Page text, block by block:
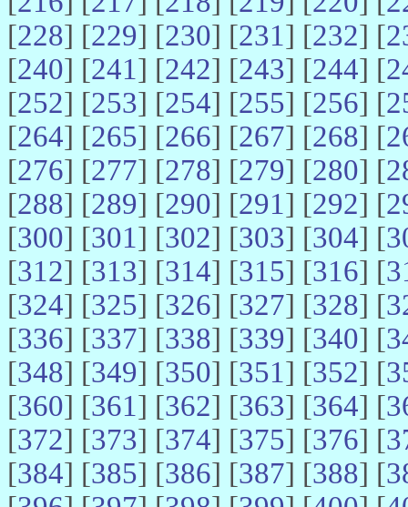
[228] [229] [230] [231] [232] [
[240] [241] [242] [243] [244] [
[252] [253] [254] [255] [256] [
[264] [265] [266] [267] [268] [
[276] [277] [278] [279] [280] [
[288] [289] [290] [291] [292] [
[300] [301] [302] [303] [304] [
[312] [313] [314] [315] [316] [
[324] [325] [326] [327] [328] [
[336] [337] [338] [339] [340] [
[348] [349] [350] [351] [352] [
[360] [361] [362] [363] [364] [
[372] [373] [374] [375] [376] [
[384] [385] [386] [387] [388] [